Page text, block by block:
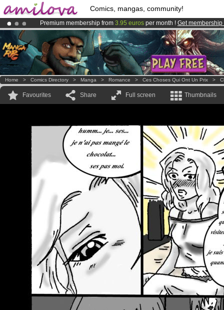
Comics, mangas, community!
Premium membership from 3.95 euros per month ! Get membership
Already 100000membersand 1000comics & mangas!.
AmilovaKickstarter is now LIVE!.
Home > Comics Directory > Manga > Romance > Ces Choses Qui Ont Un Prix >
Favourites Share Full screen Thumbnails